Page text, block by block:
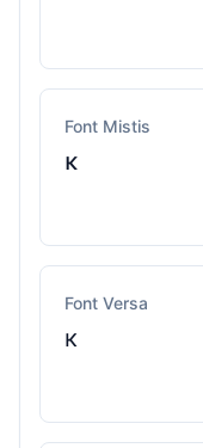
Font Mistis
κ
Font Versa
к